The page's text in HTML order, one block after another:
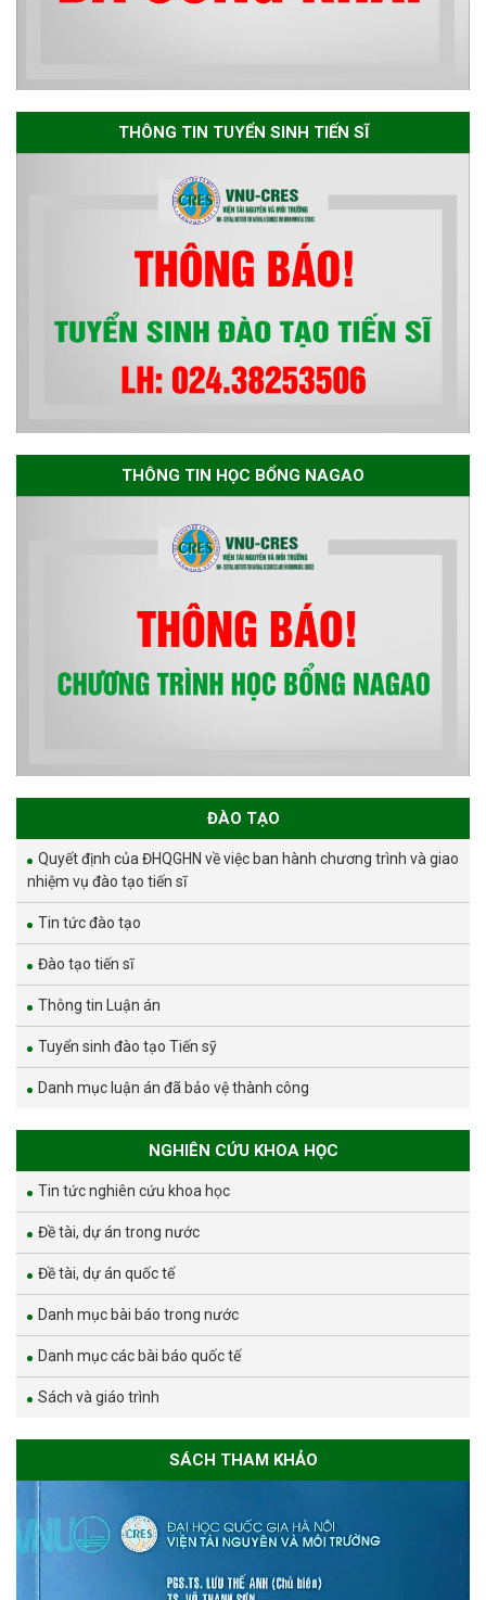
The International Conference
EME 2026 on “Earth, Mine and
Environmental Sciences for the
Advancement of Strategic
Technologies and
Infrastructure Development”
THÔNG TIN TUYỂN SINH TIẾN SĨ
THÔNG TIN HỌC BỔNG NAGAO
ĐÀO TẠO
Quyết định của ĐHQGHN về việc ban hành chương trình và giao
nhiệm vụ đào tạo tiến sĩ
Tin tức đào tạo
Đào tạo tiến sĩ
Thông tin Luận án
Tuyển sinh đào tạo Tiến sỹ
Danh mục luận án đã bảo vệ thành công
NGHIÊN CỨU KHOA HỌC
Tin tức nghiên cứu khoa học
Đề tài, dự án trong nước
Đề tài, dự án quốc tế
Danh mục bài báo trong nước
Danh mục các bài báo quốc tế
Sách và giáo trình
SÁCH THAM KHẢO